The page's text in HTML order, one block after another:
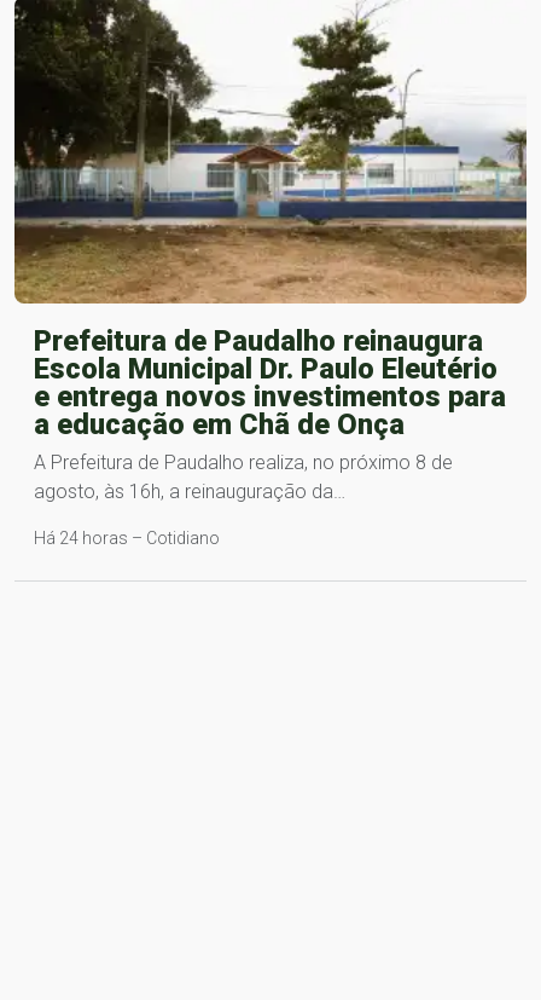
Prefeitura de Paudalho reinaugura
Escola Municipal Dr. Paulo Eleutério
e entrega novos investimentos para
a educação em Chã de Onça
A Prefeitura de Paudalho realiza, no próximo 8 de
agosto, às 16h, a reinauguração da…
Há 24 horas – Cotidiano